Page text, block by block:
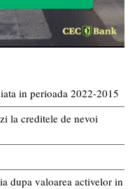
in perioada 2022-2015
la creditele de nevoi
dupa valoarea activelor in